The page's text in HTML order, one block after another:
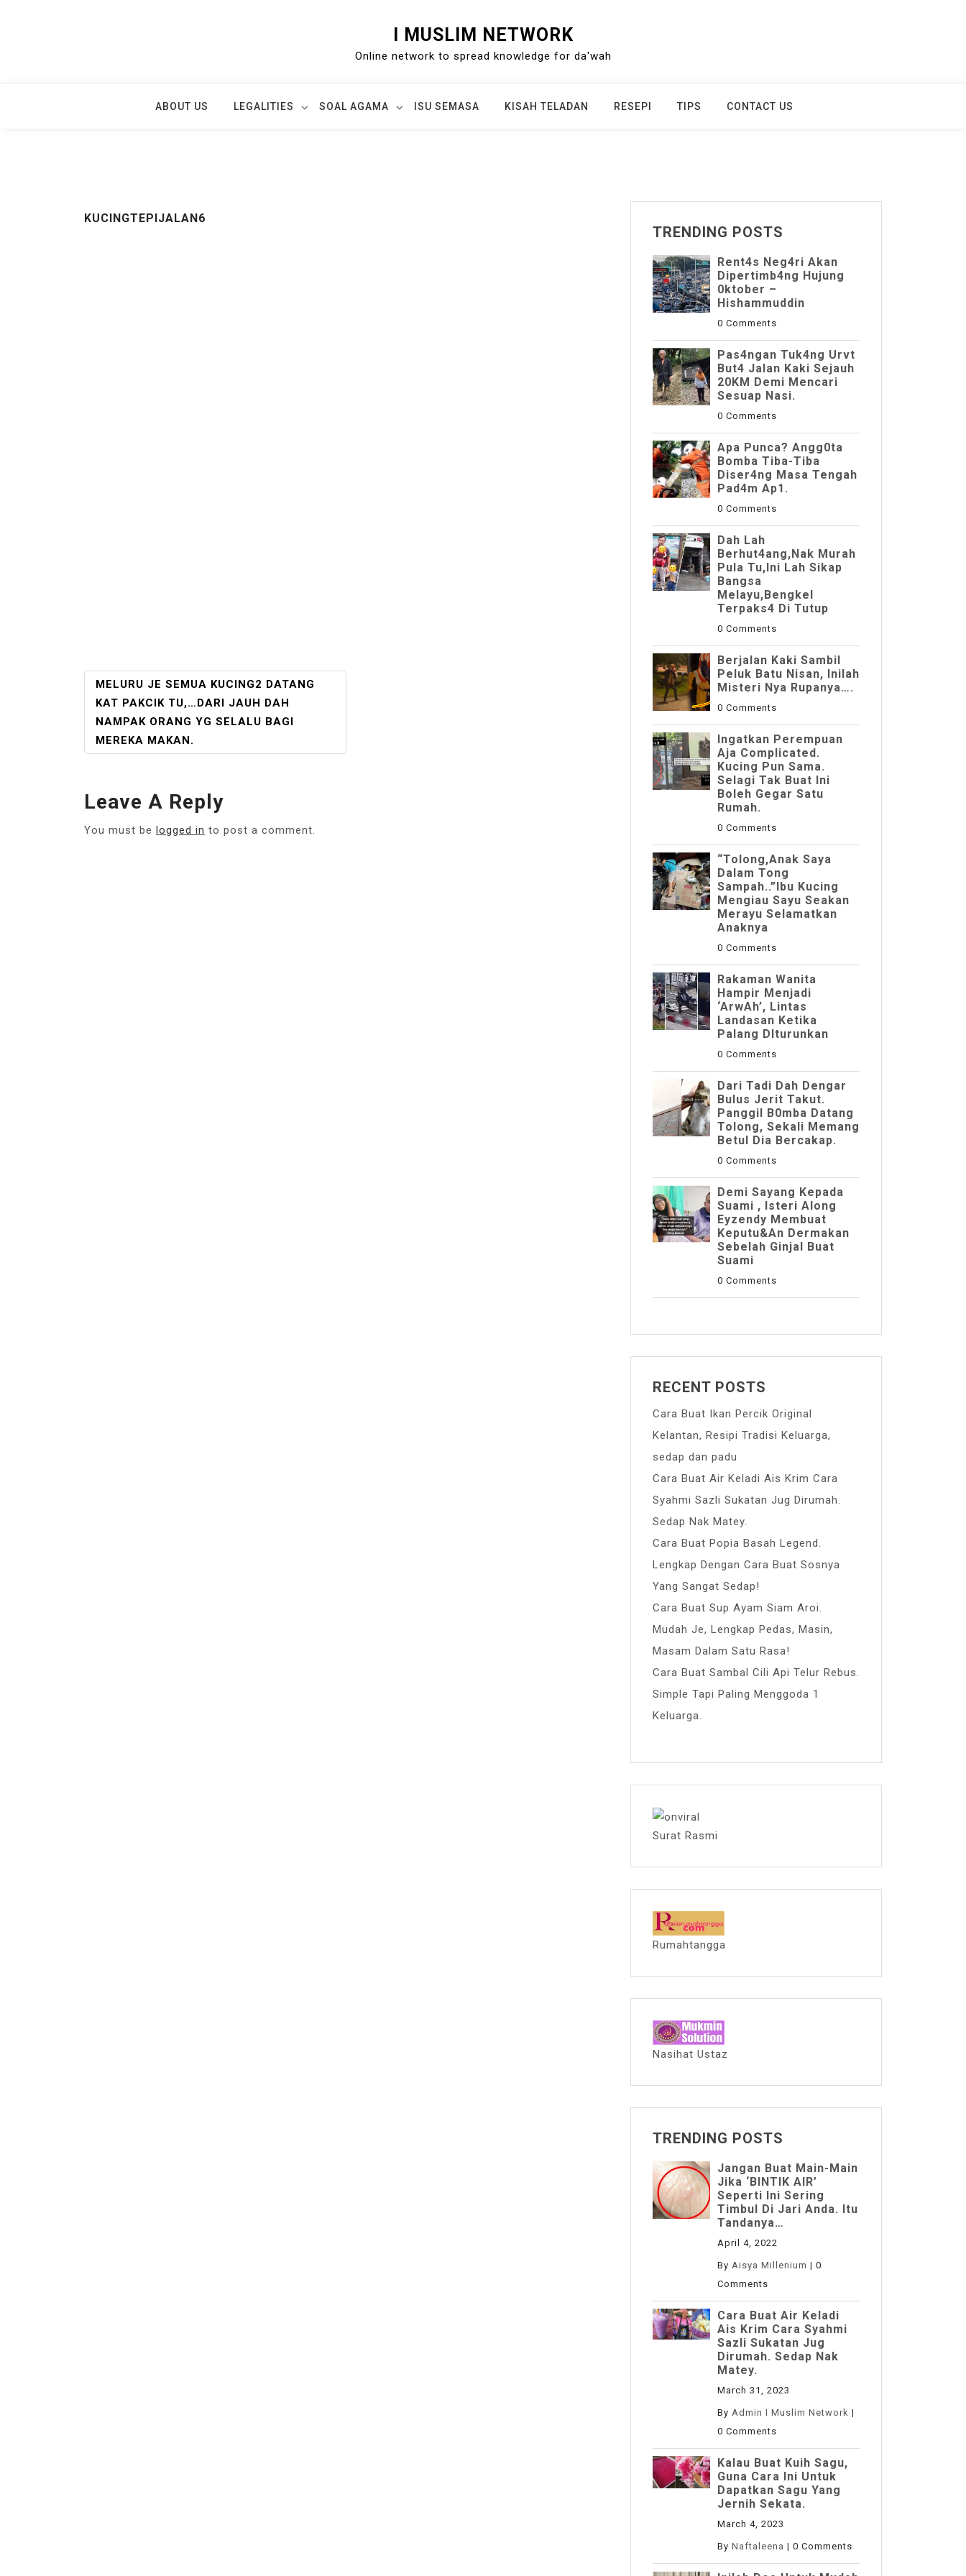
I MUSLIM NETWORK
Online network to spread knowledge for da'wah
ABOUT US LEGALITIES SOAL AGAMA ISU SEMASA KISAH TELADAN RESEPI TIPS CONTACT US
KUCINGTEPIJALAN6
POST
NAVIGATION
MELURU JE SEMUA KUCING2 DATANG
KAT PAKCIK TU,…DARI JAUH DAH
NAMPAK ORANG YG SELALU BAGI
MEREKA MAKAN.
Leave A Reply
You must be logged in to post a comment.
TRENDING POSTS
Rent4s Neg4ri Akan
Dipertimb4ng Hujung
0ktober –
Hishammuddin
0 Comments
Pas4ngan Tuk4ng Urvt
But4 JaIan Kaki Sejauh
20KM Demi Mencari
Sesuap Nasi.
0 Comments
Apa Punca? Angg0ta
Bomba Tiba-Tiba
Diser4ng Masa Tengah
Pad4m Ap1.
0 Comments
Dah Lah
Berhut4ang,Nak Murah
Pula Tu,Ini Lah Sikap
Bangsa
Melayu,Bengkel
Terpaks4 Di Tutup
0 Comments
Berjalan Kaki Sambil
Peluk Batu Nisan, Inilah
Misteri Nya Rupanya….
0 Comments
Ingatkan Perempuan
Aja Complicated.
Kucing Pun Sama.
Selagi Tak Buat Ini
Boleh Gegar Satu
Rumah.
0 Comments
“Tolong,Anak Saya
Dalam Tong
Sampah..”Ibu Kucing
Mengiau Sayu Seakan
Merayu Selamatkan
Anaknya
0 Comments
Rakaman Wanita
Hampir Menjadi
‘ArwAh’, Lintas
Landasan Ketika
Palang DIturunkan
0 Comments
Dari Tadi Dah Dengar
Bulus Jerit Takut.
Panggil B0mba Datang
Tolong, Sekali Memang
Betul Dia Bercakap.
0 Comments
Demi Sayang Kepada
Suami , Isteri Along
Eyzendy Membuat
Keputu&an Dermakan
Sebelah Ginjal Buat
Suami
0 Comments
RECENT POSTS
Cara Buat Ikan Percik Original
Kelantan, Resipi Tradisi Keluarga,
sedap dan padu
Cara Buat Air Keladi Ais Krim Cara
Syahmi Sazli Sukatan Jug Dirumah.
Sedap Nak Matey.
Cara Buat Popia Basah Legend.
Lengkap Dengan Cara Buat Sosnya
Yang Sangat Sedap!
Cara Buat Sup Ayam Siam Aroi.
Mudah Je, Lengkap Pedas, Masin,
Masam Dalam Satu Rasa!
Cara Buat Sambal Cili Api Telur Rebus.
Simple Tapi Paling Menggoda 1
Keluarga.
Surat Rasmi
Rumahtangga
Nasihat Ustaz
TRENDING POSTS
Jangan Buat Main-Main
Jika ‘BINTIK AIR’
Seperti Ini Sering
Timbul Di Jari Anda. Itu
Tandanya…
April 4, 2022
By Aisya Millenium | 0
Comments
Cara Buat Air Keladi
Ais Krim Cara Syahmi
Sazli Sukatan Jug
Dirumah. Sedap Nak
Matey.
March 31, 2023
By Admin I Muslim Network |
0 Comments
Kalau Buat Kuih Sagu,
Guna Cara Ini Untuk
Dapatkan Sagu Yang
Jernih Sekata.
March 4, 2023
By Naftaleena | 0 Comments